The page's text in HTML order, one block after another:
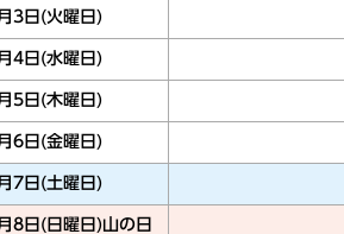
3日(火曜日)
4日(水曜日)
5日(木曜日)
6日(金曜日)
7日(土曜日)
8日(日曜日)山の日